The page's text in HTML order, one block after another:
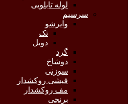
لوله تابلویی
سرسیم
وایرشو
تک
دوبل
گرد
دوشاخ
سوزنی
فیشی روکشدار
مف روکشدار
برنجی